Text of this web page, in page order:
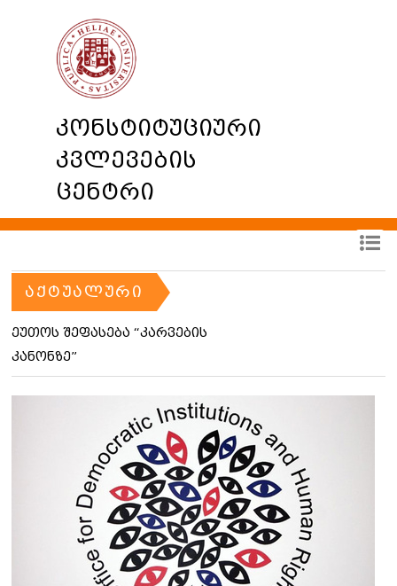
კონსტიტუციური
კვლევების
ცენტრი
ᲐᲥᲢᲣᲐᲚᲣᲠᲘ
ეუთოს შეფასება “კარვების
კანონზე”